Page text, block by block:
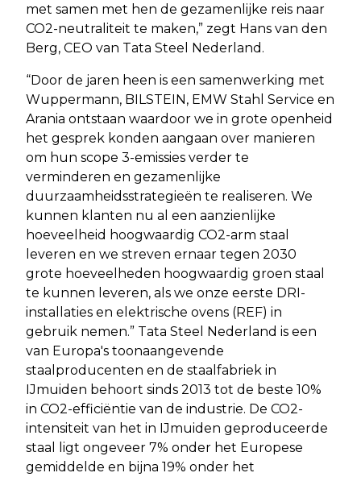
met samen met hen de gezamenlijke reis naar
CO2-neutraliteit te maken,” zegt Hans van den
Berg, CEO van Tata Steel Nederland.
“Door de jaren heen is een samenwerking met
Wuppermann, BILSTEIN, EMW Stahl Service en
Arania ontstaan waardoor we in grote openheid
het gesprek konden aangaan over manieren
om hun scope 3-emissies verder te
verminderen en gezamenlijke
duurzaamheidsstrategieën te realiseren. We
kunnen klanten nu al een aanzienlijke
hoeveelheid hoogwaardig CO2-arm staal
leveren en we streven ernaar tegen 2030
grote hoeveelheden hoogwaardig groen staal
te kunnen leveren, als we onze eerste DRI-
installaties en elektrische ovens (REF) in
gebruik nemen.” Tata Steel Nederland is een
van Europa's toonaangevende
staalproducenten en de staalfabriek in
IJmuiden behoort sinds 2013 tot de beste 10%
in CO2-efficiëntie van de industrie. De CO2-
intensiteit van het in IJmuiden geproduceerde
staal ligt ongeveer 7% onder het Europese
gemiddelde en bijna 19% onder het